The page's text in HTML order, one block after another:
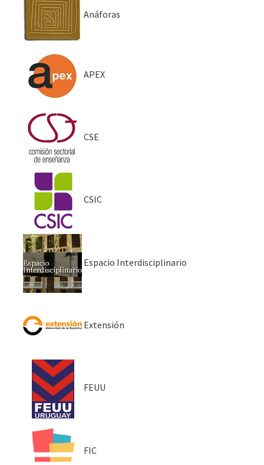
Anáforas
APEX
CSE
CSIC
Espacio Interdisciplinario
Extensión
FEUU
FIC